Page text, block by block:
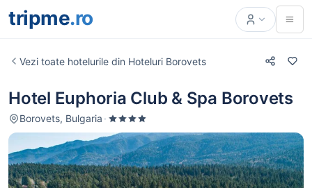
tripme.ro
Vezi toate hotelurile din Hoteluri Borovets
Hotel Euphoria Club & Spa Borovets
Borovets, Bulgaria ·